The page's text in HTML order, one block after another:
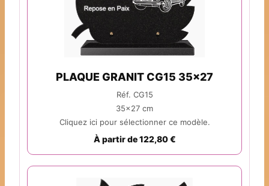
PLAQUE GRANIT CG15 35x27
Réf. CG15
35x27 cm
Cliquez ici pour sélectionner ce modèle.
À partir de 122,80 €